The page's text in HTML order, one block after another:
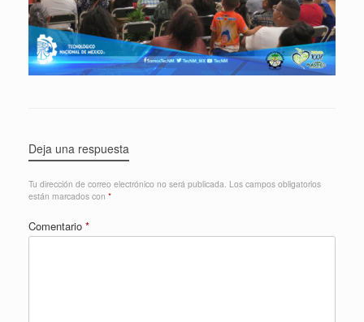
Deja una respuesta
Tu dirección de correo electrónico no será publicada. Los campos obligatorios
están marcados con *
Comentario *